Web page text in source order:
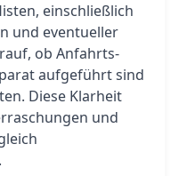
einschließlich
und eventueller
ob Anfahrts-
aufgeführt sind
Diese Klarheit
und